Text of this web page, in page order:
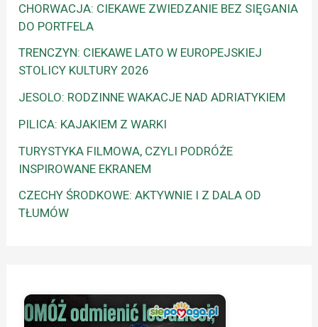
CHORWACJA: CIEKAWE ZWIEDZANIE BEZ SIĘGANIA
DO PORTFELA
TRENCZYN: CIEKAWE LATO W EUROPEJSKIEJ
STOLICY KULTURY 2026
JESOLO: RODZINNE WAKACJE NAD ADRIATYKIEM
PILICA: KAJAKIEM Z WARKI
TURYSTYKA FILMOWA, CZYLI PODRÓŻE
INSPIROWANE EKRANEM
CZECHY ŚRODKOWE: AKTYWNIE I Z DALA OD
TŁUMÓW